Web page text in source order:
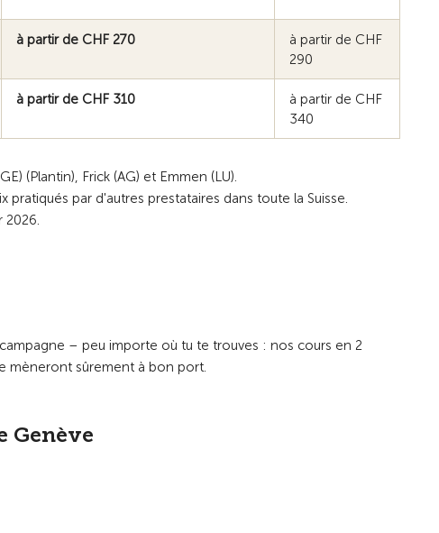
à partir de CHF 270
à partir de CHF
290
à partir de CHF 310
à partir de CHF
340
(Plantin), Frick (AG) et Emmen (LU).
par d'autres prestataires dans toute la Suisse.
2026.
– peu importe où tu te trouves : nos cours en 2
mèneront sûrement à bon port.
Genève